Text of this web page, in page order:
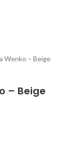
Wenko – Beige
– Beige